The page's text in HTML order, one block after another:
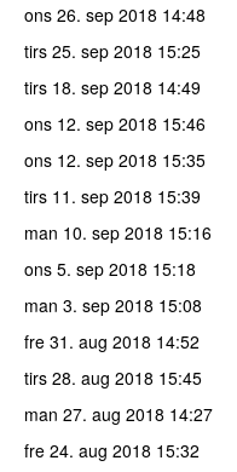
ons 26. sep 2018 14:48
tirs 25. sep 2018 15:25
tirs 18. sep 2018 14:49
ons 12. sep 2018 15:46
ons 12. sep 2018 15:35
tirs 11. sep 2018 15:39
man 10. sep 2018 15:16
ons 5. sep 2018 15:18
man 3. sep 2018 15:08
fre 31. aug 2018 14:52
tirs 28. aug 2018 15:45
man 27. aug 2018 14:27
fre 24. aug 2018 15:32